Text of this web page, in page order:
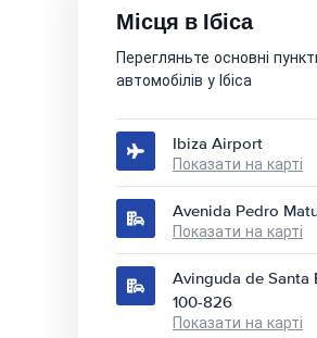
Місця в Ібіса
Перегляньте основні
автомобілів у Ібіса
Ibiza Airport
Показати на карті
Avenida Pedro
Показати на карті
Avinguda de Santa
100-826
Показати на карті